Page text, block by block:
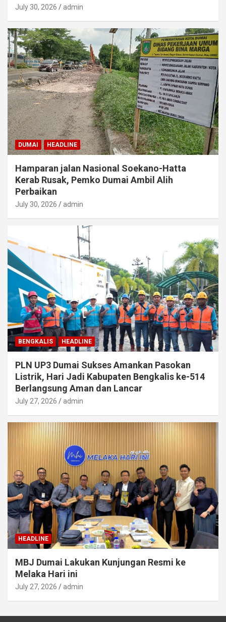
July 30, 2026 admin
DUMAI HEADLINE
Hamparan jalan Nasional Soekano-Hatta
Kerab Rusak, Pemko Dumai Ambil Alih
Perbaikan
July 30, 2026 admin
BENGKALIS HEADLINE
PLN UP3 Dumai Sukses Amankan Pasokan
Listrik, Hari Jadi Kabupaten Bengkalis ke-514
Berlangsung Aman dan Lancar
July 27, 2026 admin
HEADLINE
MBJ Dumai Lakukan Kunjungan Resmi ke
Melaka Hari ini
July 27, 2026 admin